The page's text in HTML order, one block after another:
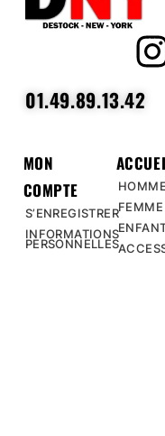
01.49.89.13.42
MON
COMPTE
S’ENREGISTRER
INFORMATIONS
PERSONNELLES
HOMME
FEMME